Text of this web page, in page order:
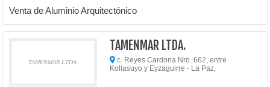
Venta de Aluminio Arquitectónico
TAMENMAR LTDA.
TAMENMAR LTDA.
c. Reyes Cardona Nro. 662, entre
Kollasuyo y Eyzaguirre - La Paz,